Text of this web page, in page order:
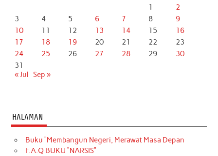
1
2
3
4 5 6 7 8
9
10
11 12 13 14 15
16
17
18 19 20 21 22
23
24
25 26 27 28 29
30
31
« Jul Sep »
HALAMAN
Buku “Membangun Negeri, Merawat Masa Depan
F.A.Q BUKU “NARSIS”